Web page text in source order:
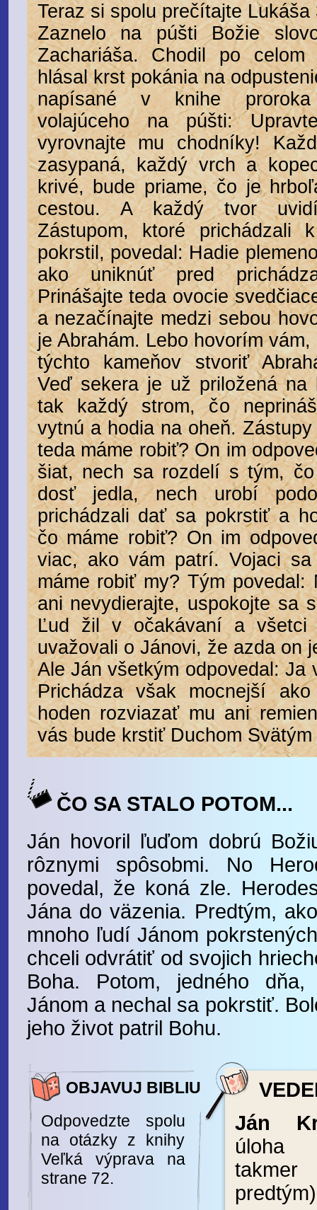
Teraz si spolu prečítajte Lukáša
Zaznelo na púšti Božie
Zachariáša. Chodil po
hlásal krst pokánia na
napísané v knihe
volajúceho na púšti:
vyrovnajte mu chodníky!
zasypaná, každý vrch a
krivé, bude priame, čo je
cestou. A každý tvor
Zástupom, ktoré prichádzali
pokrstil, povedal: Hadie
ako uniknúť pred
Prinášajte teda ovocie
a nezačínajte medzi sebou
je Abrahám. Lebo hovorím
týchto kameňov stvoriť
Veď sekera je už priložená na
tak každý strom, čo
vytnú a hodia na oheň.
teda máme robiť? On im
šiat, nech sa rozdelí s tým,
dosť jedla, nech urobí
prichádzali dať sa pokrstiť a
čo máme robiť? On im
viac, ako vám patrí. Vojaci
máme robiť my? Tým povedal:
ani nevydierajte, uspokojte sa
Ľud žil v očakávaní a všetci
uvažovali o Jánovi, že azda on
Ale Ján všetkým odpovedal: Ja
Prichádza však mocnejší
hoden rozviazať mu ani
vás bude krstiť Duchom Svätým
ČO SA STALO POTOM...
Ján hovoril ľuďom dobrú
rôznymi spôsobmi. No
povedal, že koná zle.
Jána do väzenia. Predtým,
mnoho ľudí Jánom
chceli odvrátiť od svojich
Boha. Potom, jedného
Jánom a nechal sa pokrstiť.
jeho život patril Bohu.
OBJAVUJ BIBLIU
Odpovedzte spolu
na otázky z knihy
Veľká výprava na
strane 72.
Ján
úloha